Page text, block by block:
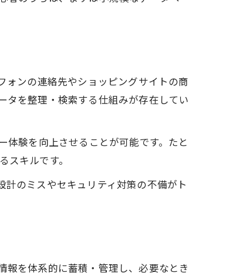
ォンの連絡先やショッピングサイトの商
タを整理・検索する仕組みが存在してい
験を向上させることが可能です。たと
キルです。
のミスやセキュリティ対策の不備がト
報を体系的に蓄積・管理し、必要なとき